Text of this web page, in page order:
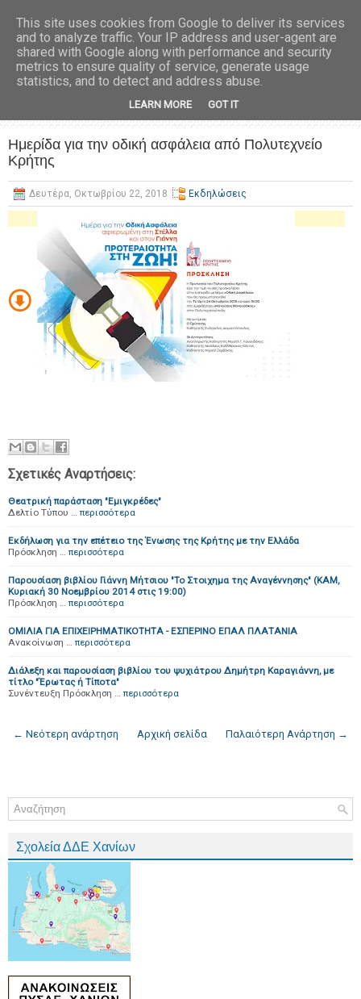
Ημερίδα για την οδική ασφάλεια από Πολυτεχνείο
Κρήτης
Δευτέρα, Οκτωβρίου 22, 2018 Εκδηλώσεις
Σχετικές Αναρτήσεις:
Θεατρική παράσταση "Εμιγκρέδες"
Δελτίο Τύπου … περισσότερα
Εκδήλωση για την επέτειο της Ένωσης της Κρήτης με την Ελλάδα
Πρόσκληση … περισσότερα
Παρουσίαση βιβλίου Γιάννη Μήτσιου "Το Στοιχημα της Αναγέννησης" (ΚΑΜ,
Κυριακή 30 Νοεμβρίου 2014 στις 19:00)
Πρόσκληση … περισσότερα
ΟΜΙΛΙΑ ΓΙΑ ΕΠΙΧΕΙΡΗΜΑΤΙΚOΤΗΤΑ - ΕΣΠΕΡΙΝΟ ΕΠΑΛ ΠΛΑΤΑΝΙΑ
Ανακοίνωση … περισσότερα
Διάλεξη και παρουσίαση βιβλίου του ψυχιάτρου Δημήτρη Καραγιάννη, με
τίτλο "Έρωτας ή Τίποτα"
Συνέντευξη Πρόσκληση … περισσότερα
← Νεότερη ανάρτηση Παλαιότερη Ανάρτηση →
Αρχική σελίδα
Σχολεία ΔΔΕ Χανίων
This site uses cookies from Google to deliver its services
and to analyze traffic. Your IP address and user-agent are
shared with Google along with performance and security
metrics to ensure quality of service, generate usage
statistics, and to detect and address abuse.
LEARN MORE GOT IT